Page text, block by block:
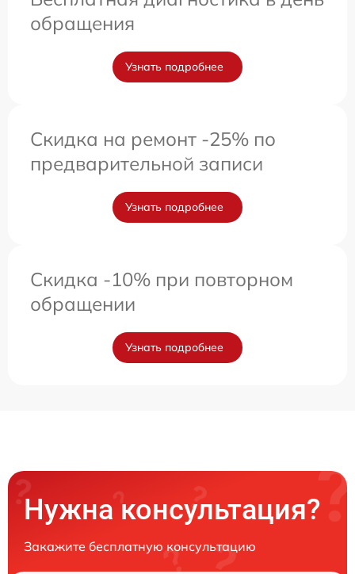
обращения
Узнать подробнее
Скидка на ремонт -25% по
предварительной записи
Узнать подробнее
Скидка -10% при повторном
обращении
Узнать подробнее
Нужна консультация?
Закажите бесплатную консультацию